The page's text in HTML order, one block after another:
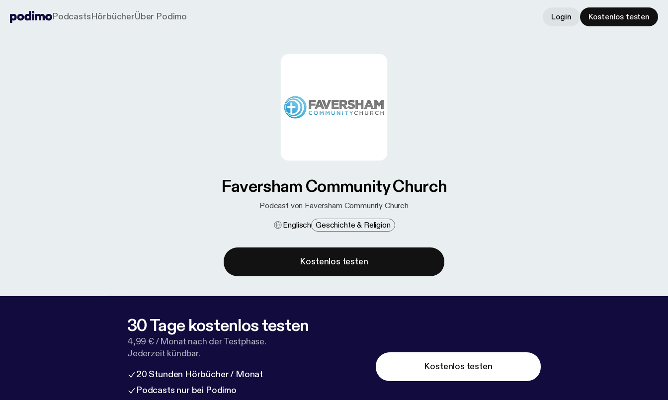
PodcastsHörbücherÜber Podimo Login Kostenlos testen
Faversham Community Church
Podcast von Faversham Community Church
Englisch Geschichte & Religion
Kostenlos testen
30 Tage kostenlos testen
4,99 € / Monat nach der Testphase.
Jederzeit kündbar.
20 Stunden Hörbücher / Monat
Podcasts nur bei Podimo
Kostenlos testen